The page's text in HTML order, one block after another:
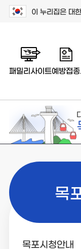
이 누리집은 대
패밀리사이트예방접종
목
목포시청안내